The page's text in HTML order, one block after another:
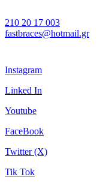
210 20 17 003
fastbraces@hotmail.gr
Instagram
Linked In
Youtube
FaceBook
Twitter (X)
Tik Tok